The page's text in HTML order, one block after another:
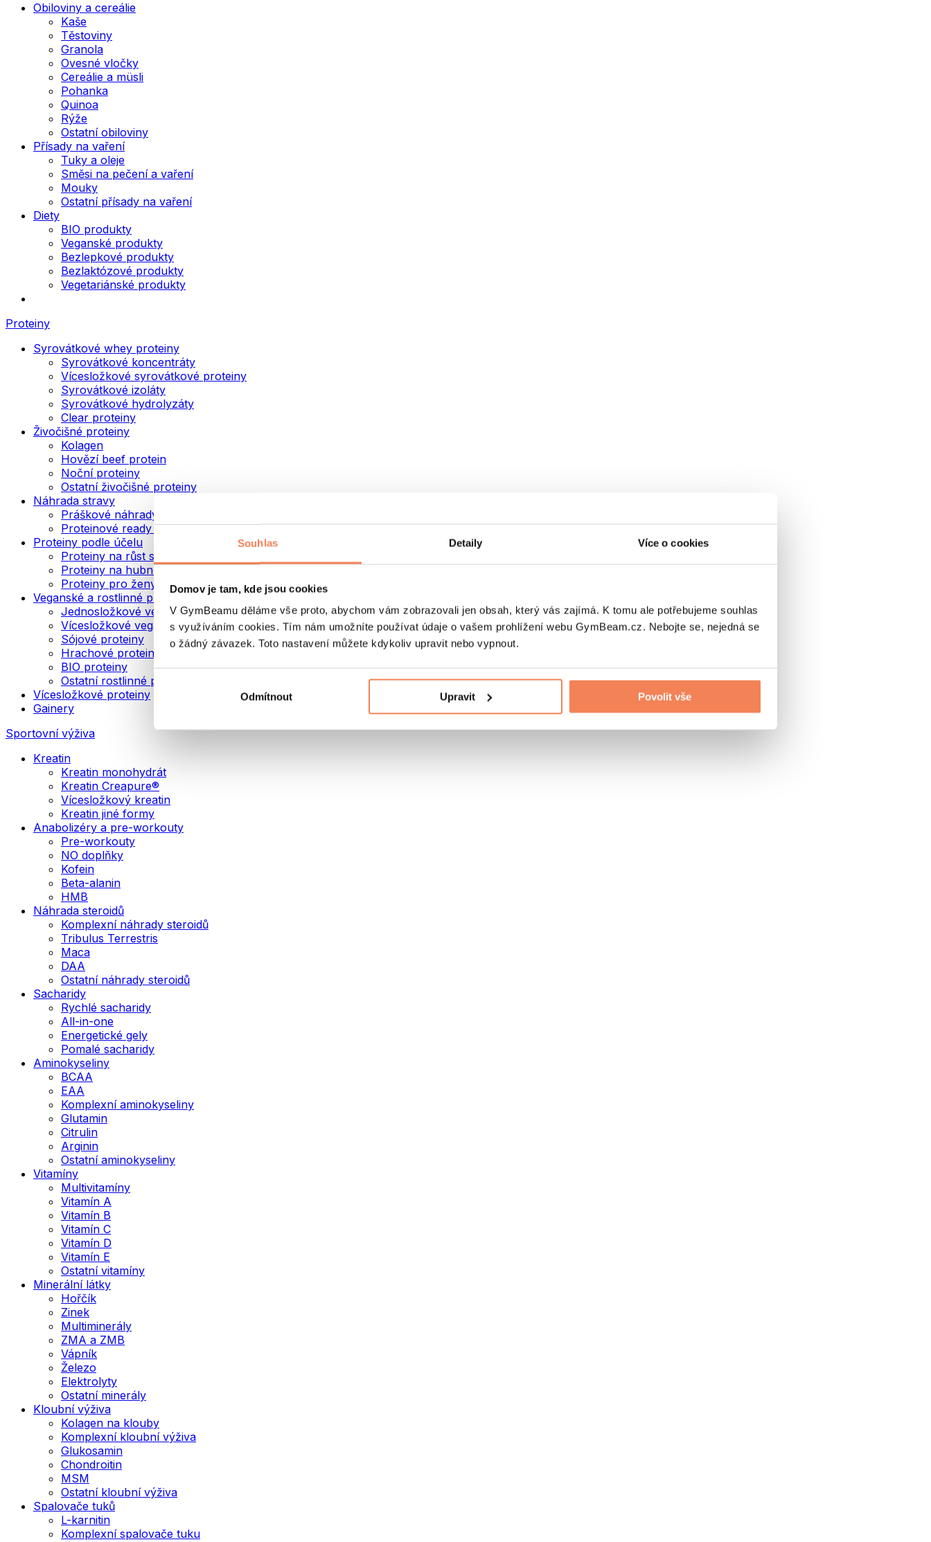
Souhlas Detaily Více o cookies
Domov je tam, kde jsou cookies
V GymBeamu děláme vše proto, abychom vám zobrazovali jen obsah, který vás zajímá. K tomu ale potřebujeme souhlas
s využíváním cookies. Tím nám umožníte používat údaje o vašem prohlížení webu GymBeam.cz. Nebojte se, nejedná se
o žádný závazek. Toto nastavení můžete kdykoliv upravit nebo vypnout.
Odmítnout Upravit Povolit vše
Obiloviny a cereálie
Kaše
Těstoviny
Granola
Ovesné vločky
Cereálie a müsli
Pohanka
Quinoa
Rýže
Ostatní obiloviny
Přísady na vaření
Tuky a oleje
Směsi na pečení a vaření
Mouky
Ostatní přísady na vaření
Diety
BIO produkty
Veganské produkty
Bezlepkové produkty
Bezlaktózové produkty
Vegetariánské produkty
Proteiny
Syrovátkové whey proteiny
Syrovátkové koncentráty
Vícesložkové syrovátkové proteiny
Syrovátkové izoláty
Syrovátkové hydrolyzáty
Clear proteiny
Živočišné proteiny
Kolagen
Hovězí beef protein
Noční proteiny
Ostatní živočišné proteiny
Náhrada stravy
Práškové náhrady stravy
Proteinové ready to drink nápoje
Proteiny podle účelu
Proteiny na růst svalů
Proteiny na hubnutí
Proteiny pro ženy
Veganské a rostlinné proteiny
Jednosložkové veganské proteiny
Vícesložkové veganské proteiny
Sójové proteiny
Hrachové proteiny
BIO proteiny
Ostatní rostlinné proteiny
Vícesložkové proteiny
Gainery
Sportovní výživa
Kreatin
Kreatin monohydrát
Kreatin Creapure®
Vícesložkový kreatin
Kreatin jiné formy
Anabolizéry a pre-workouty
Pre-workouty
NO doplňky
Kofein
Beta-alanin
HMB
Náhrada steroidů
Komplexní náhrady steroidů
Tribulus Terrestris
Maca
DAA
Ostatní náhrady steroidů
Sacharidy
Rychlé sacharidy
All-in-one
Energetické gely
Pomalé sacharidy
Aminokyseliny
BCAA
EAA
Komplexní aminokyseliny
Glutamin
Citrulin
Arginin
Ostatní aminokyseliny
Vitamíny
Multivitamíny
Vitamín A
Vitamín B
Vitamín C
Vitamín D
Vitamín E
Ostatní vitamíny
Minerální látky
Hořčík
Zinek
Multiminerály
ZMA a ZMB
Vápník
Železo
Elektrolyty
Ostatní minerály
Kloubní výživa
Kolagen na klouby
Komplexní kloubní výživa
Glukosamin
Chondroitin
MSM
Ostatní kloubní výživa
Spalovače tuků
L-karnitin
Komplexní spalovače tuku